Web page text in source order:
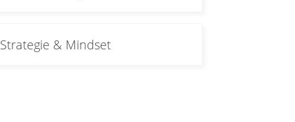
Strategie & Mindset